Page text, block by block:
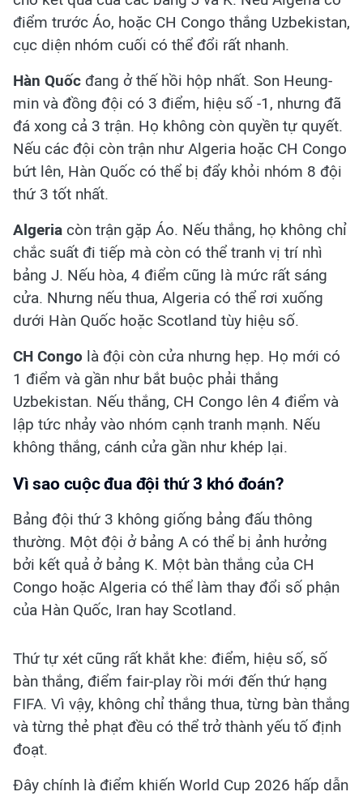
điểm trước Áo, hoặc CH Congo thắng Uzbekistan,
cục diện nhóm cuối có thể đổi rất nhanh.
Hàn Quốc đang ở thế hồi hộp nhất. Son Heung-
min và đồng đội có 3 điểm, hiệu số -1, nhưng đã
đá xong cả 3 trận. Họ không còn quyền tự quyết.
Nếu các đội còn trận như Algeria hoặc CH Congo
bứt lên, Hàn Quốc có thể bị đẩy khỏi nhóm 8 đội
thứ 3 tốt nhất.
Algeria còn trận gặp Áo. Nếu thắng, họ không chỉ
chắc suất đi tiếp mà còn có thể tranh vị trí nhì
bảng J. Nếu hòa, 4 điểm cũng là mức rất sáng
cửa. Nhưng nếu thua, Algeria có thể rơi xuống
dưới Hàn Quốc hoặc Scotland tùy hiệu số.
CH Congo là đội còn cửa nhưng hẹp. Họ mới có
1 điểm và gần như bắt buộc phải thắng
Uzbekistan. Nếu thắng, CH Congo lên 4 điểm và
lập tức nhảy vào nhóm cạnh tranh mạnh. Nếu
không thắng, cánh cửa gần như khép lại.
Vì sao cuộc đua đội thứ 3 khó đoán?
Bảng đội thứ 3 không giống bảng đấu thông
thường. Một đội ở bảng A có thể bị ảnh hưởng
bởi kết quả ở bảng K. Một bàn thắng của CH
Congo hoặc Algeria có thể làm thay đổi số phận
của Hàn Quốc, Iran hay Scotland.
Thứ tự xét cũng rất khắt khe: điểm, hiệu số, số
bàn thắng, điểm fair-play rồi mới đến thứ hạng
FIFA. Vì vậy, không chỉ thắng thua, từng bàn thắng
và từng thẻ phạt đều có thể trở thành yếu tố định
đoạt.
Đây chính là điểm khiến World Cup 2026 hấp dẫn